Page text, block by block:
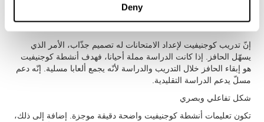
Deny
وحتى إن لم نعرف التكنولوجيا أو علم الأعصاب.
إنّ تدريب كوجنيفيت لإعداد الامتحانات له تصميم جذّاب، الأمر الذي
يسهّل الحافز. إذا كانت الدراسة مملة أحيانا، فهدف أنشطة كوجنيفيت
هو إبقاء الحافز خلال التدريب والدراسة لأنّه يجمع ألعابا مسلية. إنّه دعم
مسلّ يدعم الدراسة التقليدية.
شكل تفاعلي وبصري
تكون تعليمات أنشطة كوجنيفيت واضحة دقيقة موجزة. إضافة إلى ذلك،